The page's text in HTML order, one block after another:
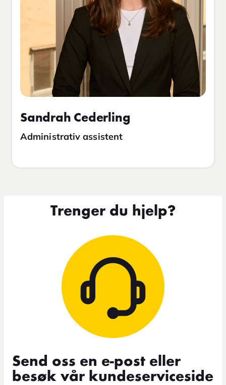
Sandrah Cederling
Administrativ assistent
Trenger du hjelp?
Send oss en e-post eller
besøk vår kundeserviceside